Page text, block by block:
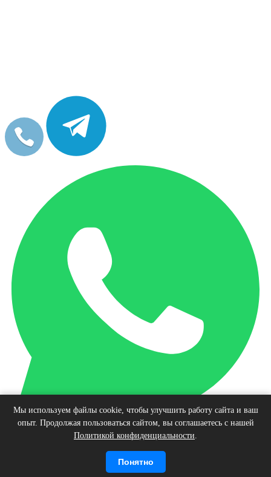
Наверх
© Интернет-магазин виниловых пластинок, 2026
Мы используем файлы cookie, чтобы улучшить работу сайта и ваш
опыт. Продолжая пользоваться сайтом, вы соглашаетесь с нашей
Политикой конфиденциальности.
Понятно